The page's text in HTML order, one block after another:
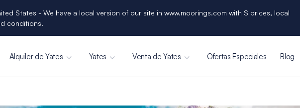
States - We have a local version of our site in www.moorings.com with $ prices, local
conditions.
Alquiler de Yates Yates Venta de Yates Ofertas Especiales Blog